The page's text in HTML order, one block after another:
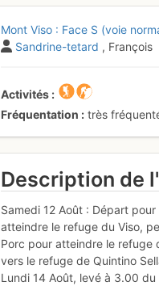
Mont Viso : Face S (voie
Sandrine-tetard , François
Activités
Fréquentation
très
Description de
Samedi 12 Août : Départ
atteindre le refuge du Viso,
Porc pour atteindre le refuge
vers le refuge de Quintino
Lundi 14 Août, levé à 3.00